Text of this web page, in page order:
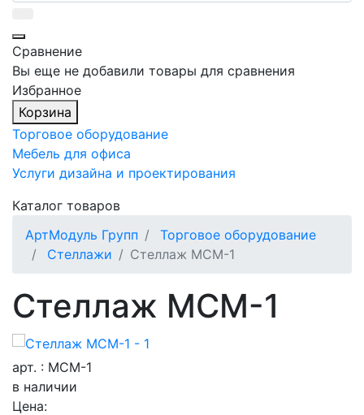
Сравнение
Вы еще не добавили товары для сравнения
Избранное
Корзина
Торговое оборудование
Мебель для офиса
Услуги дизайна и проектирования
Каталог товаров
АртМодуль Групп
Торговое оборудование
Стеллажи
Стеллаж МСМ-1
Стеллаж МСМ-1
арт. : МСМ-1
в наличии
Цена: